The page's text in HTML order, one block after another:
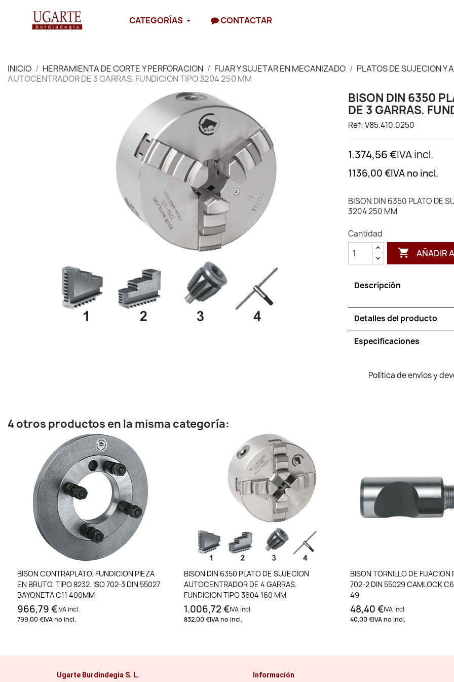
CATEGORÍAS CONTACTAR
INICIO HERRAMIENTA DE CORTE Y PERFORACION FIJAR Y SUJETAR EN MECANIZADO PLATOS DE SUJECION Y
AUTOCENTRADOR DE 3 GARRAS. FUNDICION TIPO 3204 250 MM
BISON DIN 6350
DE 3 GARRAS.
Ref: V85.410.0250
1.374,56 €IVA incl.
1136,00 €IVA no incl.
BISON DIN 6350 PLATO DE
3204 250 MM
Cantidad
 AÑADIR
Descripción
Detalles del producto
Especificaciones
Política de envíos y
4 otros productos en la misma categoría:
Añadir al carrito
BISON CONTRAPLATO. FUNDICION PIEZA
EN BRUTO. TIPO 8232. ISO 702-3 DIN 55027
BAYONETA C11 400MM
966,79 €IVA incl.
799,00 €IVA no incl.
Añadir al carrito
BISON DIN 6350 PLATO DE SUJECION
AUTOCENTRADOR DE 4 GARRAS.
FUNDICION TIPO 3604 160 MM
1.006,72 €IVA incl.
832,00 €IVA no incl.
Añadir al
BISON TORNILLO DE FIJACION
702-2 DIN 55029 CAMLOCK
49
48,40 €IVA incl.
40,00 €IVA no incl.
Ugarte Burdindegia S. L. Información